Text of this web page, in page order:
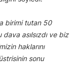
birimi tutan 50
asılsızdı ve biz
haklarını
sonu